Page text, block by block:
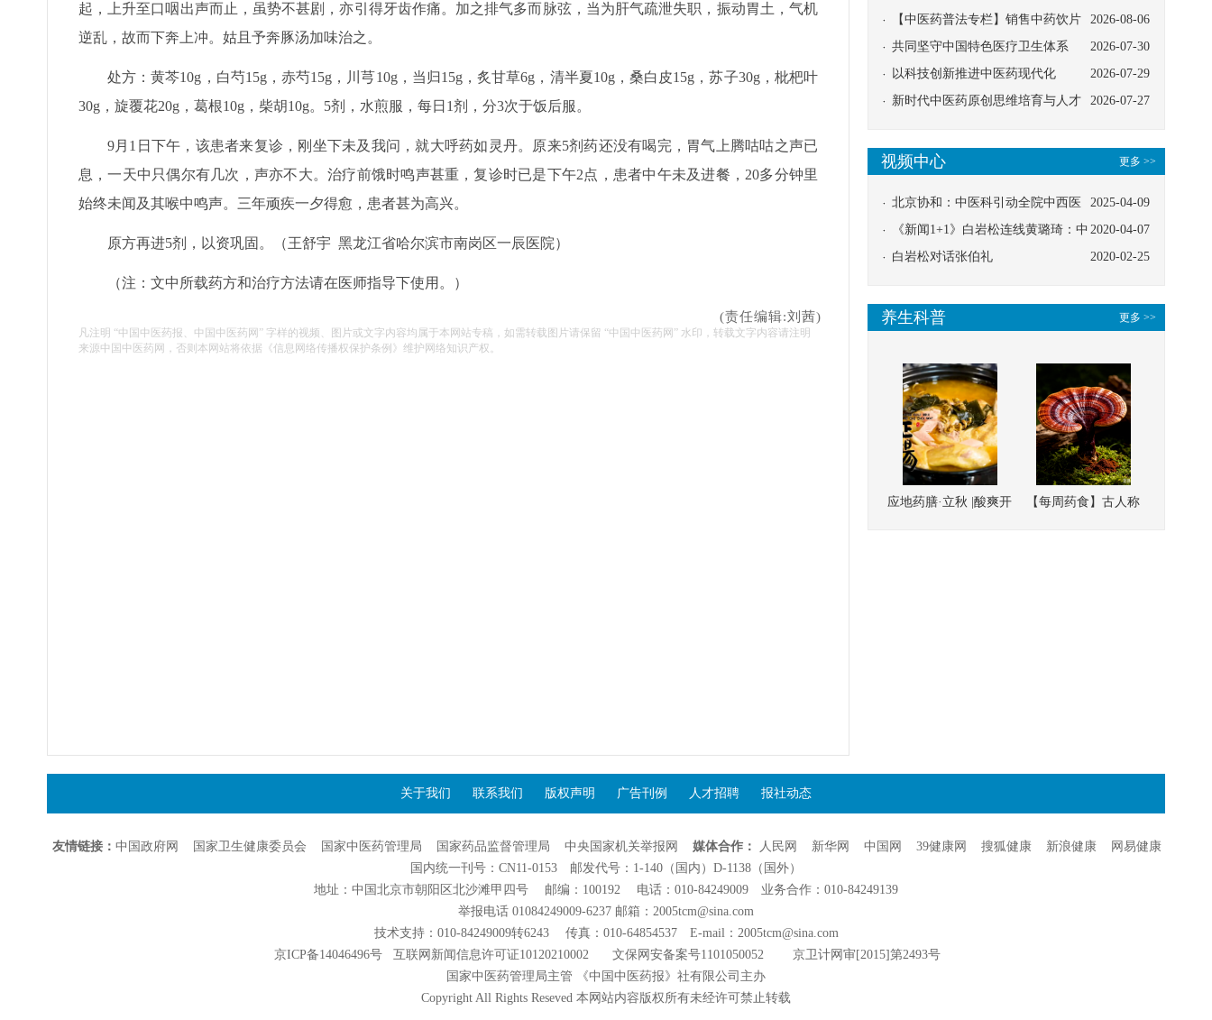
起，上升至口咽出声而止，虽势不甚剧，亦引得牙齿作痛。加之排气多而脉弦，当为肝气疏泄失职，振动胃土，气机
逆乱，故而下奔上冲。姑且予奔豚汤加味治之。
处方：黄芩10g，白芍15g，赤芍15g，川芎10g，当归15g，炙甘草6g，清半夏10g，桑白皮15g，苏子30g，枇杷叶
30g，旋覆花20g，葛根10g，柴胡10g。5剂，水煎服，每日1剂，分3次于饭后服。
9月1日下午，该患者来复诊，刚坐下未及我问，就大呼药如灵丹。原来5剂药还没有喝完，胃气上腾咕咕之声已
息，一天中只偶尔有几次，声亦不大。治疗前饿时鸣声甚重，复诊时已是下午2点，患者中午未及进餐，20多分钟里
始终未闻及其喉中鸣声。三年顽疾一夕得愈，患者甚为高兴。
原方再进5剂，以资巩固。（王舒宇 黑龙江省哈尔滨市南岗区一辰医院）
（注：文中所载药方和治疗方法请在医师指导下使用。）
(责任编辑:刘茜)
凡注明 “中国中医药报、中国中医药网” 字样的视频、图片或文字内容均属于本网站专稿，如需转载图片请保留 “中国中医药网” 水印，转载文字内容请注明
来源中国中医药网，否则本网站将依据《信息网络传播权保护条例》维护网络知识产权。
2026-08-06
【中医药普法专栏】销售中药饮片
应告知煎服方法及注意事项
2026-07-30
共同坚守中国特色医疗卫生体系
2026-07-29
以科技创新推进中医药现代化
2026-07-27
新时代中医药原创思维培育与人才
更多 >>
视频中心
2025-04-09
北京协和：中医科引动全院中西医
协同
2020-04-07
《新闻1+1》白岩松连线黄璐琦：中
医救治的临床效果
2020-02-25
白岩松对话张伯礼
更多 >>
养生科普
应地药膳·立秋 |酸爽开
【每周药食】古人称
关于我们 联系我们 版权声明 广告刊例 人才招聘 报社动态
友情链接： 中国政府网 国家卫生健康委员会 国家中医药管理局 国家药品监督管理局 中央国家机关举报网 媒体合作： 人民网 新华网 中国网 39健康网 搜狐健康 新浪健康
网易健康
国内统一刊号：CN11-0153 邮发代号：1-140（国内）D-1138（国外）
地址：中国北京市朝阳区北沙滩甲四号 邮编：100192 电话：010-84249009 业务合作：010-84249139
举报电话 01084249009-6237 邮箱：2005tcm@sina.com
技术支持：010-84249009转6243 传真：010-64854537 E-mail：2005tcm@sina.com
京ICP备14046496号
互联网新闻信息许可证10120210002文保网安备案号1101050052 京卫计网审[2015]第2493号
国家中医药管理局主管 《中国中医药报》社有限公司主办
Copyright All Rights Reseved 本网站内容版权所有未经许可禁止转载